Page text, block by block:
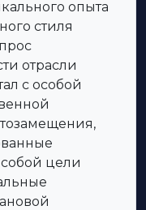
опыта
стиля
отрасли
с особой
цели